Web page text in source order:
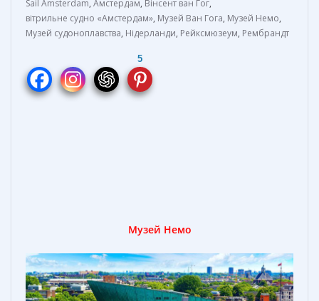
Sail Amsterdam, Амстердам, Вінсент ван Гог,
вітрильне судно «Амстердам», Музей Ван Гога, Музей Немо,
Музей судоноплавства, Нідерланди, Рейксмюзеум, Рембрандт
5
Музей Немо